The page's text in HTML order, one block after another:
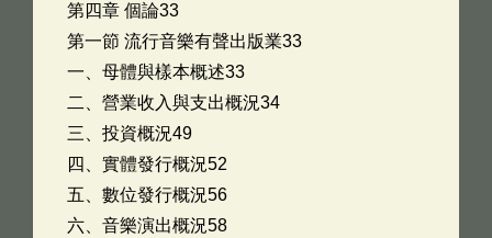
第四章 個論33
第一節 流行音樂有聲出版業33
一、母體與樣本概述33
二、營業收入與支出概況34
三、投資概況49
四、實體發行概況52
五、數位發行概況56
六、音樂演出概況58